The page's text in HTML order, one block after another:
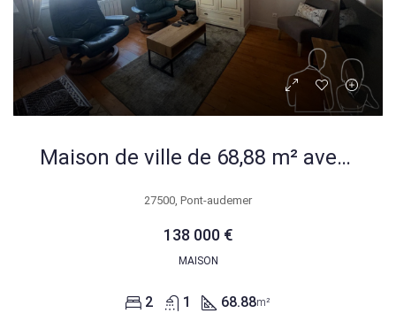
Maison de ville de 68,88 m² avec terrasse et potentiel à Pont-Audemer
27500, Pont-audemer
138 000 €
MAISON
2 1 68.88m²